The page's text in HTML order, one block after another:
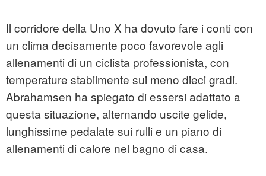
Il corridore della Uno X ha dovuto fare i conti con
un clima decisamente poco favorevole agli
allenamenti di un ciclista professionista, con
temperature stabilmente sui meno dieci gradi.
Abrahamsen ha spiegato di essersi adattato a
questa situazione, alternando uscite gelide,
lunghissime pedalate sui rulli e un piano di
allenamenti di calore nel bagno di casa.